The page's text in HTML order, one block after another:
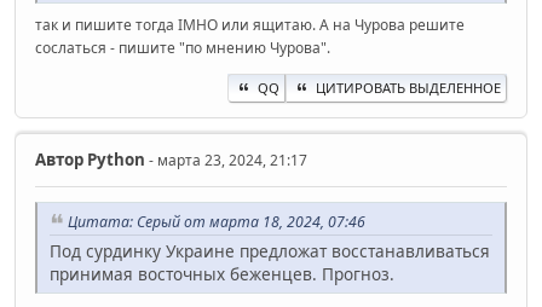
так и пишите тогда IMHO или ящитаю. А на Чурова решите
сослаться - пишите "по мнению Чурова".
QQ ЦИТИРОВАТЬ ВЫДЕЛЕННОЕ
Автор Python - марта 23, 2024, 21:17
Цитата: Серый от марта 18, 2024, 07:46
Под сурдинку Украине предложат восстанавливаться
принимая восточных беженцев. Прогноз.